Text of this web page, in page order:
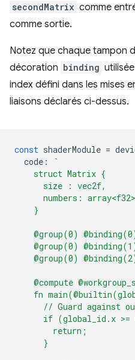
secondMatrix comme
comme sortie.
Notez que chaque tampon
décoration binding
index défini dans les mises
liaisons déclarés ci-dessus.
const shaderModule =
code :
`
    struct Matrix {
      size : vec2f,
numbers:
    }
@group(0)
@group(0)
@group(0)
@compute
fn
// Guard against
if (global_id.x
        return;
      }